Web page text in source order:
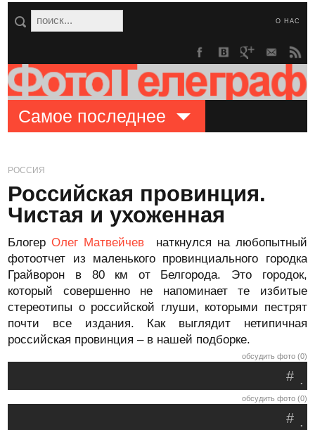
О НАС
Самое последнее
РОССИЯ
Российская провинция.
Чистая и ухоженная
БлогерОлег Матвейчев
наткнулся на любопытный
фотоотчет из маленького провинциального городка
Грайворон в 80 км от Белгорода. Это городок,
который совершенно не напоминает те избитые
стереотипы о российской глуши, которыми пестрят
почти все издания. Как выглядит нетипичная
российская провинция – в нашей подборке.
обсудить фото (0)
.
#
обсудить фото (0)
.
#